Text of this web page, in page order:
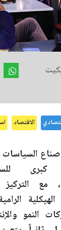
الاقتصاد
السياسات
كبرى
مع
النمو